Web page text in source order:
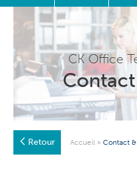
CK Office
Retour Accueil >Contact